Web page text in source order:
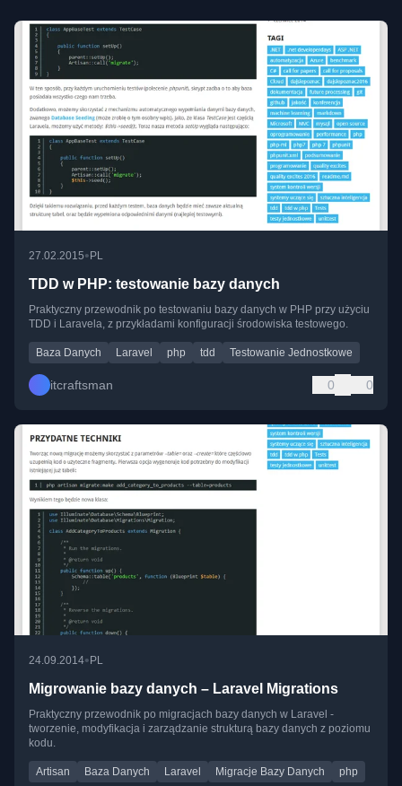
27.02.2015• PL
TDD w PHP: testowanie bazy danych
Praktyczny przewodnik po testowaniu bazy danych w PHP przy użyciu
TDD i Laravela, z przykładami konfiguracji środowiska testowego.
Baza Danych Laravel php tdd Testowanie Jednostkowe
itcraftsman 0 0
24.09.2014•PL
Migrowanie bazy danych – Laravel Migrations
Praktyczny przewodnik po migracjach bazy danych w Laravel -
tworzenie, modyfikacja i zarządzanie strukturą bazy danych z poziomu
kodu.
Artisan Baza Danych Laravel Migracje Bazy Danych php